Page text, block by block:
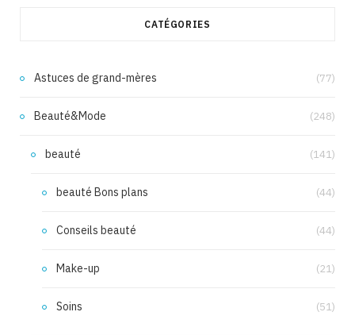
CATÉGORIES
Astuces de grand-mères (77)
Beauté&Mode (248)
beauté (141)
beauté Bons plans (44)
Conseils beauté (44)
Make-up (21)
Soins (51)